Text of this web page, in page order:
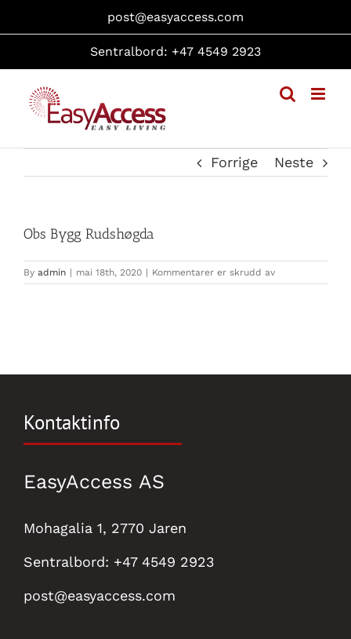
to
post@easyaccess.com
Sentralbord: +47 4549 2923
Forrige Neste
Obs Bygg Rudshøgda
By admin | mai 18th, 2020 | Kommentarer er skrudd avfor
Obs
Kontaktinfo
EasyAccess AS
Mohagalia 1, 2770 Jaren
Sentralbord: +47 4549 2923
post@easyaccess.com